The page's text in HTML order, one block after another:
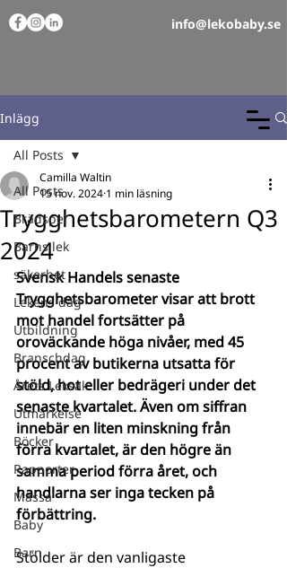
info@lekobaby.se
Inlägg
All Posts
Brädspel
Barns lek
säkerhet
Lekens dag
Utbildning
Branschdag
Årets Leksak
Utmärkelse
Böcker
Rapporter
Mässa
Baby
Barn
All Posts
Trygghetsbarometern Q3
2024
Camilla Waltin
15 nov. 2024 1 min läsning
Svensk Handels senaste
Trygghetsbarometer visar att brott
mot handel fortsätter på
oroväckande höga nivåer, med 45
procent av butikerna utsatta för
stöld, hot eller bedrägeri under det
senaste kvartalet. Även om siffran
innebär en liten minskning från
förra kvartalet, är den högre än
samma period förra året, och
handlarna ser inga tecken på
förbättring.
Stölder är den vanligaste